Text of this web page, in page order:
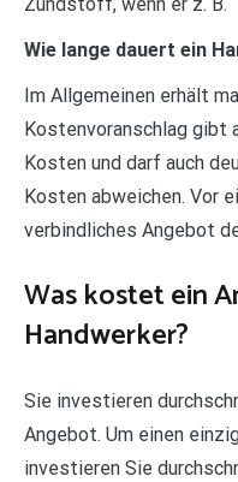
Wie lange dauert ein
Im Allgemeinen erhält
Kostenvoranschlag gibt
Kosten und darf auch
Kosten abweichen. Vor
verbindliches Angebot
Was kostet ein
Handwerker?
Sie investieren
Angebot. Um einen
investieren Sie